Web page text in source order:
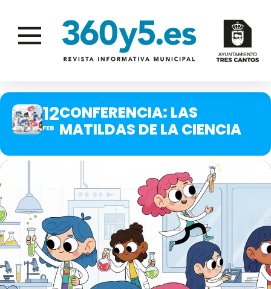
12
FEB
CONFERENCIA: LAS
MATILDAS DE LA CIENCIA